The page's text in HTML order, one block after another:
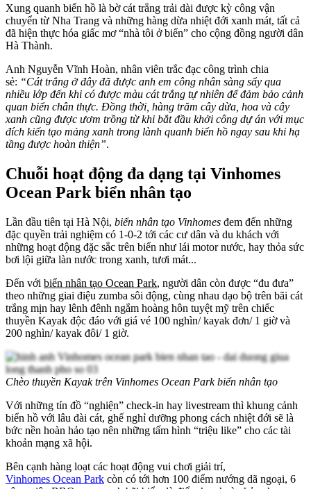
Xung quanh biển hồ là bờ cát trắng trải dài được kỳ công vận
chuyển từ Nha Trang và những hàng dừa nhiệt đới xanh mát, tất cả
đã hiện thực hóa giấc mơ “nhà tôi ở biển” cho cộng đồng người dân
Hà Thành.
Anh Nguyễn Vĩnh Hoàn, nhân viên trắc đạc công trình chia
sẻ: “Cát trắng ở đây đã được anh em công nhân sàng sẩy qua
nhiều lớp đến khi có được màu cát trắng tự nhiên để đảm bảo cảnh
quan biển chân thực. Đồng thời, hàng trăm cây dừa, hoa và cây
xanh cũng được ươm trồng từ khi bắt đầu khởi công dự án với mục
đích kiến tạo mảng xanh trong lành quanh biển hồ ngay sau khi hạ
tầng được hoàn thiện”.
Chuỗi hoạt động đa dạng tại Vinhomes
Ocean Park biển nhân tạo
Lần đầu tiên tại Hà Nội, biển nhân tạo Vinhomes đem đến những
đặc quyền trải nghiệm có 1-0-2 tới các cư dân và du khách với
những hoạt động đặc sắc trên biển như lái motor nước, hay thỏa sức
bơi lội giữa làn nước trong xanh, tươi mát...
Đến với biển nhân tạo Ocean Park, người dân còn được “đu đưa”
theo những giai điệu zumba sôi động, cùng nhau dạo bộ trên bãi cát
trắng mịn hay lênh đênh ngắm hoàng hôn tuyệt mỹ trên chiếc
thuyền Kayak độc đáo với giá vé 100 nghìn/ kayak đơn/ 1 giờ và
200 nghìn/ kayak đôi/ 1 giờ.
Chèo thuyền Kayak trên Vinhomes Ocean Park biển nhân tạo
Với những tín đồ “nghiện” check-in hay livestream thì khung cảnh
biển hồ với lâu đài cát, ghế nghỉ dưỡng phong cách nhiệt đới sẽ là
bức nền hoàn hảo tạo nên những tấm hình “triệu like” cho các tài
khoản mạng xã hội.
Bên cạnh hàng loạt các hoạt động vui chơi giải trí,
Vinhomes Ocean Park còn có tới hơn 100 điểm nướng dã ngoại, 6